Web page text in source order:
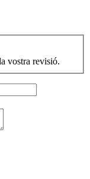
vostra revisió.